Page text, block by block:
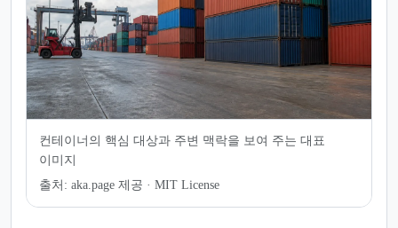
컨테이너의 핵심 대상과 주변 맥락을 보여 주는 대표
이미지
출처: aka.page 제공 · MIT License